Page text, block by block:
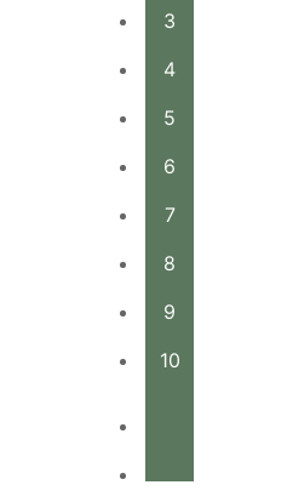
3
4
5
6
7
8
9
10